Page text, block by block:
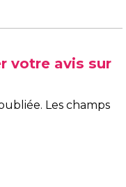
votre avis sur
Les champs